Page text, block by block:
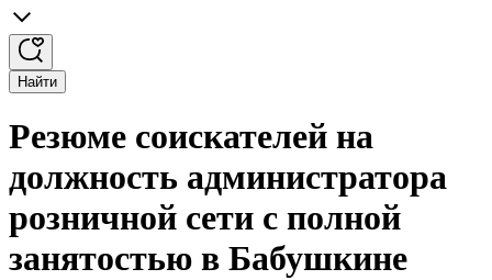
Найти
Резюме соискателей на
должность администратора
розничной сети с полной
занятостью в Бабушкине